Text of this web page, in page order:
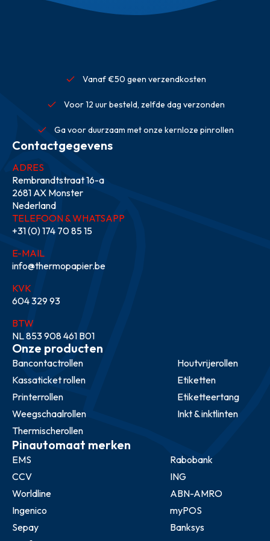
Vanaf €50 geen verzendkosten
Voor 12 uur besteld, zelfde dag verzonden
Ga voor duurzaam met onze kernloze pinrollen
Contactgegevens
ADRES
Rembrandtstraat 16-a
2681 AX Monster
Nederland
TELEFOON & WHATSAPP
+31 (0) 174 70 85 15
E-MAIL
info@thermopapier.be
KVK
604 329 93
BTW
NL 853 908 461 B01
Onze producten
Bancontactrollen
Kassaticket rollen
Printerrollen
Weegschaalrollen
Thermischerollen
Houtvrijerollen
Etiketten
Etiketteertang
Inkt & inktlinten
Pinautomaat merken
EMS
CCV
Worldline
Ingenico
Sepay
Rabobank
ING
ABN-AMRO
myPOS
Banksys